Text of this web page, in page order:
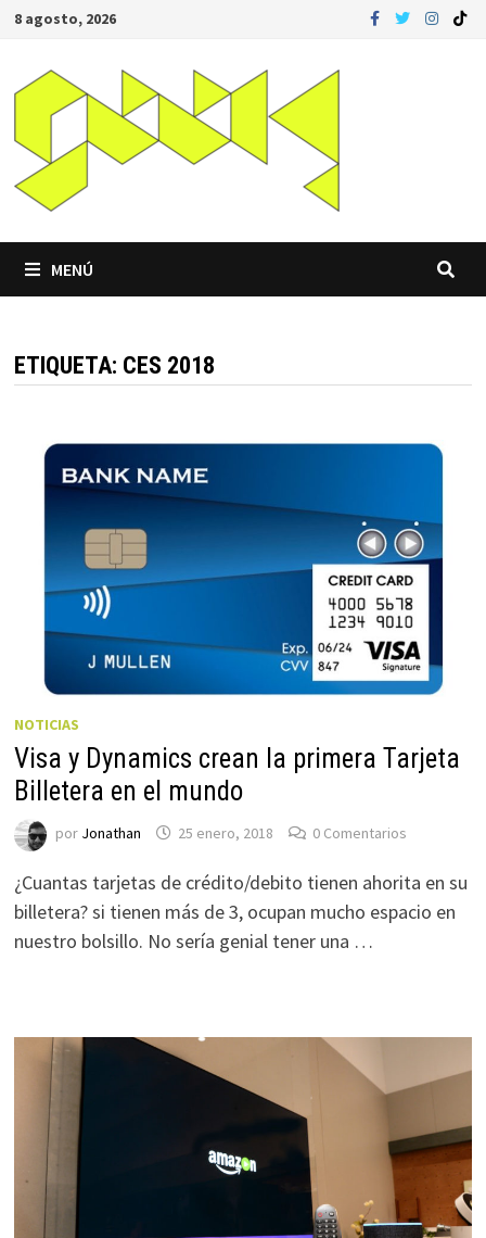
Saltar
contenido
8 agosto, 2026
MENÚ
ETIQUETA: CES 2018
NOTICIAS
Visa y Dynamics crean la primera Tarjeta
Billetera en el mundo
por Jonathan 25 enero, 2018 0 Comentarios
¿Cuantas tarjetas de crédito/debito tienen ahorita en su
billetera? si tienen más de 3, ocupan mucho espacio en
nuestro bolsillo. No sería genial tener una …